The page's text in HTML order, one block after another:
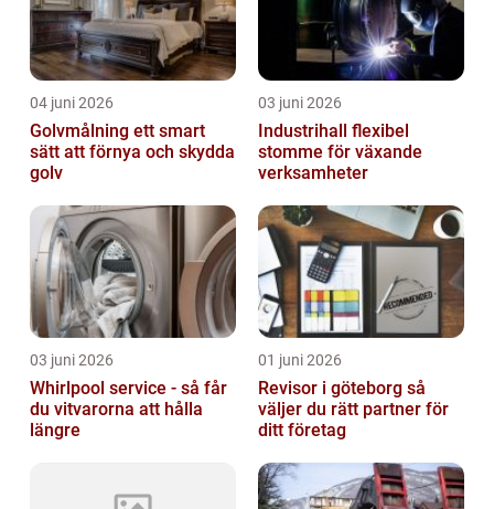
04 juni 2026
Golvmålning ett smart
sätt att förnya och skydda
golv
03 juni 2026
Industrihall flexibel
stomme för växande
verksamheter
03 juni 2026
Whirlpool service - så får
du vitvarorna att hålla
längre
01 juni 2026
Revisor i göteborg så
väljer du rätt partner för
ditt företag